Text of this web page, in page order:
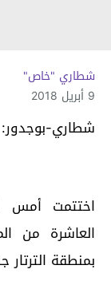
شطاري "خاص"
9 أبريل 2018
شطاري-بوجدور:
العاشرة من
بمنطقة